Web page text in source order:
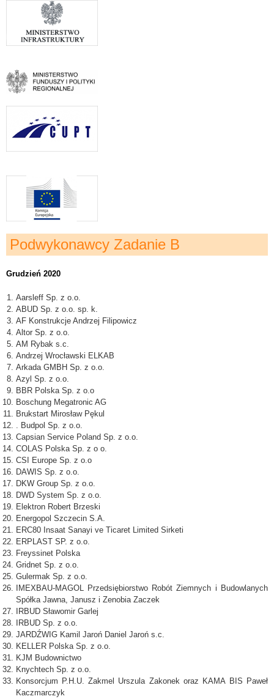
Podwykonawcy Zadanie B
Grudzień 2020
Aarsleff Sp. z o.o.
ABUD Sp. z o.o. sp. k.
AF Konstrukcje Andrzej Filipowicz
Altor Sp. z o.o.
AM Rybak s.c.
Andrzej Wrocławski ELKAB
Arkada GMBH Sp. z o.o.
Azyl Sp. z o.o.
BBR Polska Sp. z o.o
Boschung Megatronic AG
Brukstart Mirosław Pękul
. Budpol Sp. z o.o.
Capsian Service Poland Sp. z o.o.
COLAS Polska Sp. z o o.
CSI Europe Sp. z o.o
DAWIS Sp. z o.o.
DKW Group Sp. z o.o.
DWD System Sp. z o.o.
Elektron Robert Brzeski
Energopol Szczecin S.A.
ERC80 Insaat Sanayi ve Ticaret Limited Sirketi
ERPLAST SP. z o.o.
Freyssinet Polska
Gridnet Sp. z o.o.
Gulermak Sp. z o.o.
IMEXBAU-MAGOL Przedsiębiorstwo Robót Ziemnych i Budowlanych
Spółka Jawna, Janusz i Zenobia Zaczek
IRBUD Sławomir Garlej
IRBUD Sp. z o.o.
JARDŹWIG Kamil Jaroń Daniel Jaroń s.c.
KELLER Polska Sp. z o.o.
KJM Budownictwo
Knychtech Sp. z o.o.
Konsorcjum P.H.U. Zakmel Urszula Zakonek oraz KAMA BIS Paweł
Kaczmarczyk